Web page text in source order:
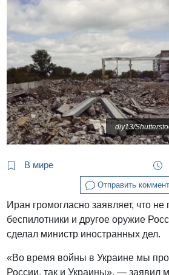
diy13/
В мире
Отправить
Иран громогласно заявляет, что не
беспилотники и другое оружие
сделал министр иностранных дел.
«Во время войны в Украине мы
России, так и Украины», — заявил